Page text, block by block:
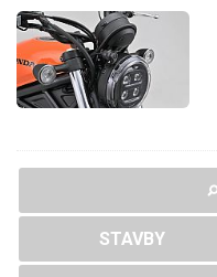
STAVBY